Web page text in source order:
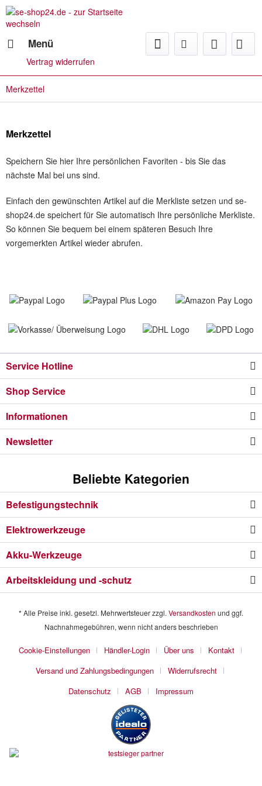
Menü
Vertrag widerrufen
Merkzettel
Merkzettel
Speichern Sie hier Ihre persönlichen Favoriten - bis Sie das
nächste Mal bei uns sind.
Einfach den gewünschten Artikel auf die Merkliste setzen und se-
shop24.de speichert für Sie automatisch Ihre persönliche Merkliste.
So können Sie bequem bei einem späteren Besuch Ihre
vorgemerkten Artikel wieder abrufen.
Service Hotline
Shop Service
Informationen
Newsletter
Beliebte Kategorien
Befestigungstechnik
Elektrowerkzeuge
Akku-Werkzeuge
Arbeitskleidung und -schutz
* Alle Preise inkl. gesetzl. Mehrwertsteuer zzgl. Versandkosten und ggf.
Nachnahmegebühren, wenn nicht anders beschrieben
Cookie-Einstellungen Händler-Login Über uns
Kontakt
Versand und Zahlungsbedingungen
Widerrufsrecht
Datenschutz
AGB Impressum